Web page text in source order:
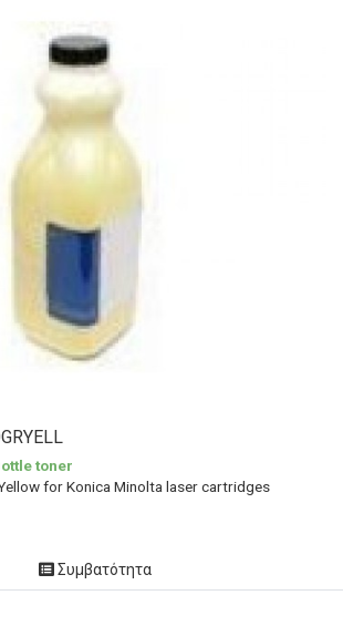
toner
for Konica Minolta laser cartridges
Συμβατότητα